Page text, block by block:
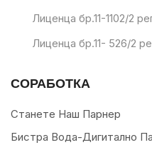
Лиценца бр.11-1102/2
Лиценца бр.11- 526/2
СОРАБОТКА
Станете Наш Парнер
Бистра Вода-Дигитално